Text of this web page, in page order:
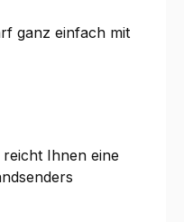
ganz einfach mit
Ihnen eine